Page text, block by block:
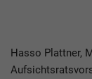
Hasso Plattner,